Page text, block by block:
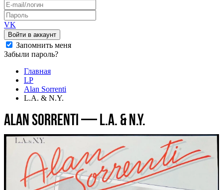
VK
Войти в аккаунт
Запомнить меня
Забыли пароль?
Главная
LP
Alan Sorrenti
L.A. & N.Y.
Alan Sorrenti — L.A. & N.Y.